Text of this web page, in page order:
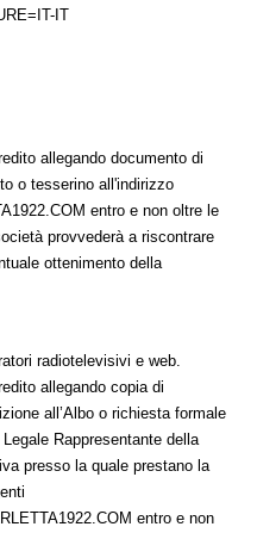
IT
allegando documento di
o tesserino all'indirizzo
entro e non oltre le
provvederà a riscontrare
ottenimento della
radiotelevisivi e web.
allegando copia di
all’Albo o richiesta formale
Rappresentante della
presso la quale prestano la
entro e non